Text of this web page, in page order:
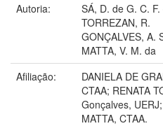
Autoria:
SÁ, D. de G. C.
TORREZAN, R.
GONÇALVES, A.
MATTA, V. M. da
Afiliação:
DANIELA DE
CTAA; RENATA
Gonçalves,
MATTA, CTAA.